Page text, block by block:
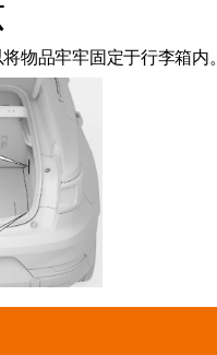
注册新闻
（在新窗
物品牢牢固定于行李箱内